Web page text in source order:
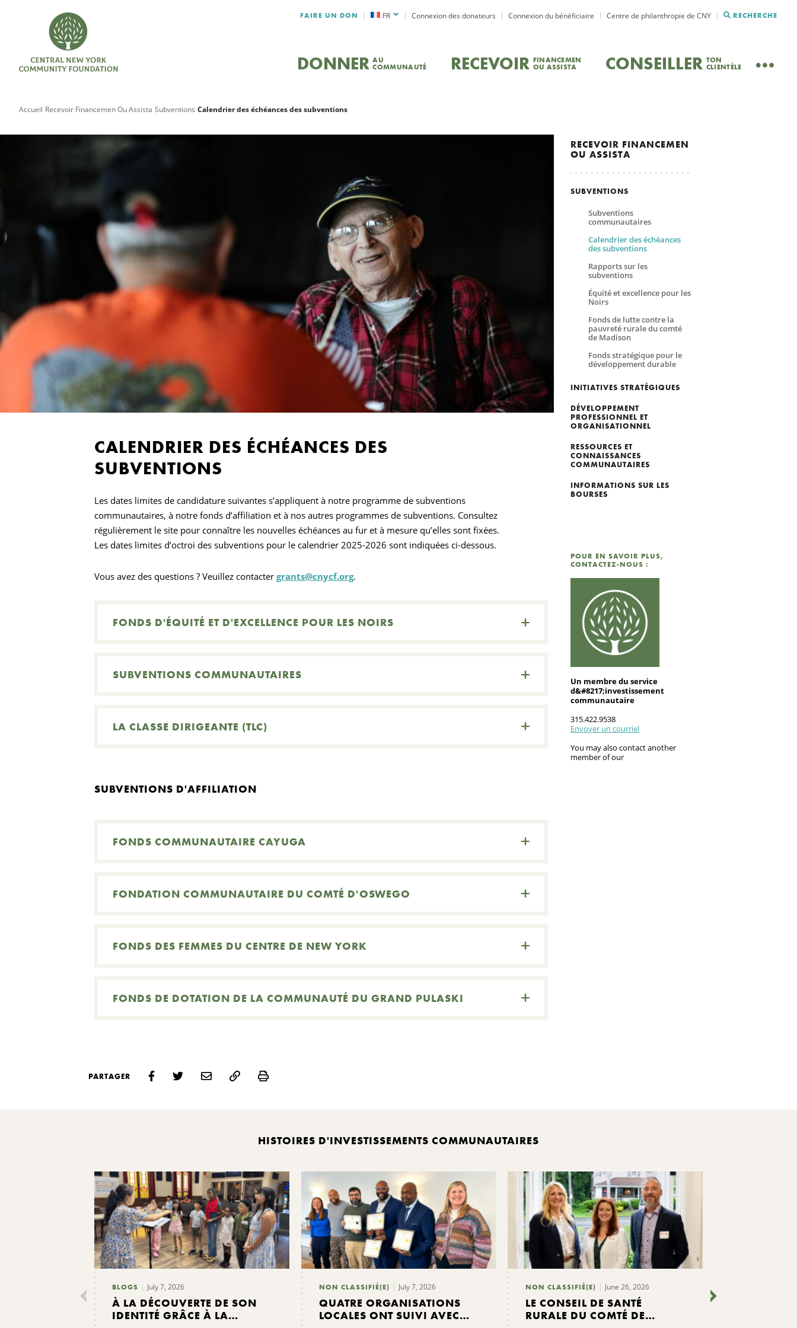
FAIRE UN DON FR Connexion des donateurs Connexion du bénéficiaire Centre de philanthropie de CNY RECHERCHE
DONNER AU
COMMUNAUTÉ RECEVOIR FINANCEMEN
OU ASSISTA CONSEILLER TON
CLIENTÈLE
Accueil Recevoir Financemen Ou Assista Subventions Calendrier des échéances des subventions
CALENDRIER DES ÉCHÉANCES DES
SUBVENTIONS
Les dates limites de candidature suivantes s’appliquent à notre programme de subventions
communautaires, à notre fonds d’affiliation et à nos autres programmes de subventions. Consultez
régulièrement le site pour connaître les nouvelles échéances au fur et à mesure qu’elles sont fixées.
Les dates limites d’octroi des subventions pour le calendrier 2025-2026 sont indiquées ci-dessous.
Vous avez des questions ? Veuillez contacter grants@cnycf.org.
FONDS D'ÉQUITÉ ET D'EXCELLENCE POUR LES NOIRS
SUBVENTIONS COMMUNAUTAIRES
LA CLASSE DIRIGEANTE (TLC)
SUBVENTIONS D'AFFILIATION
FONDS COMMUNAUTAIRE CAYUGA
FONDATION COMMUNAUTAIRE DU COMTÉ D'OSWEGO
FONDS DES FEMMES DU CENTRE DE NEW YORK
FONDS DE DOTATION DE LA COMMUNAUTÉ DU GRAND PULASKI
RECEVOIR FINANCEMEN
OU ASSISTA
SUBVENTIONS
Subventions
communautaires
Calendrier des échéances
des subventions
Rapports sur les
subventions
Équité et excellence pour les
Noirs
Fonds de lutte contre la
pauvreté rurale du comté
de Madison
Fonds stratégique pour le
développement durable
INITIATIVES STRATÉGIQUES
DÉVELOPPEMENT
PROFESSIONNEL ET
ORGANISATIONNEL
RESSOURCES ET
CONNAISSANCES
COMMUNAUTAIRES
INFORMATIONS SUR LES
BOURSES
POUR EN SAVOIR PLUS,
CONTACTEZ-NOUS :
Un membre du service
d&#8217;investissement
communautaire
315.422.9538
Envoyer un courriel
You may also contact another
member of our
PARTAGER Print
HISTOIRES D'INVESTISSEMENTS COMMUNAUTAIRES
BLOGS July 7, 2026
À LA DÉCOUVERTE DE SON
IDENTITÉ GRÂCE À LA
NON CLASSIFIÉ(E) July 7, 2026
QUATRE ORGANISATIONS
LOCALES ONT SUIVI AVEC
NON CLASSIFIÉ(E) June 26, 2026
LE CONSEIL DE SANTÉ
RURALE DU COMTÉ DE